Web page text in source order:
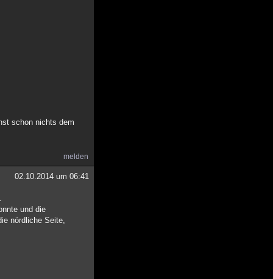
schon nichts dem
melden
02.10.2014 um 06:41
und die
nördliche Seite,